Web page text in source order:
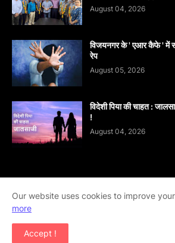
August 04, 2026
विजयनगर के ' एआर कैफे ' में
रेप
August 05, 2026
विदेशी पिया की चाहत :
!
August 04, 2026
Home About contact-us
Our website uses cookies to improve
more
Accept !